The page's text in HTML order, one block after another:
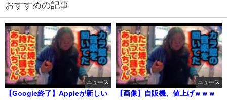
おすすめの記事
ニュース
【Google終了】Appleが新しい
ニュース
【画像】自販機、値上げｗｗｗ